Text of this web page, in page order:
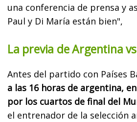
una conferencia de prensa y
Paul y Di María están bien",
La previa de Argentina
Antes del partido con Países
a las 16 horas de argentina,
por los cuartos de final del
el entrenador de la selección